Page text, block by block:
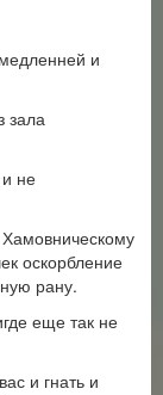
и
зала
не
оскорбление
рану.
еще так не
и гнать и